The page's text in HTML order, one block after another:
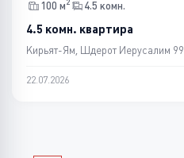
100 м
4.5 комн.
4.5 комн. квартира
Кирьят-Ям, Шдерот Иерусалим 99
22.07.2026